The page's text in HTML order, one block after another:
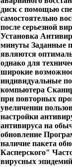
диск с помощью
самостоятельно
после серьезной
Установка
минуты Заданные
являются
однако для
широкие
индивидуальные
компьютера
при повторных
увеличении
настройки
антивируса на
обновление
наличие пакета
Касперского"
вирусных